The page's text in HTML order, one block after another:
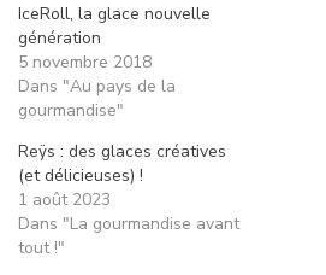
IceRoll, la glace nouvelle
génération
5 novembre 2018
Dans "Au pays de la
gourmandise"
Reÿs : des glaces créatives
(et délicieuses) !
1 août 2023
Dans "La gourmandise avant
tout !"